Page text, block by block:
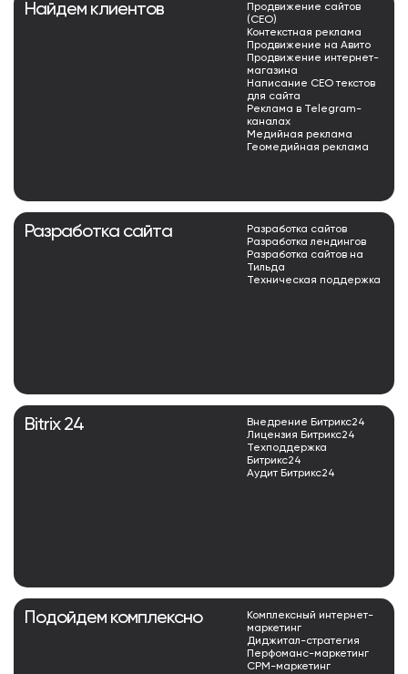
Найдем клиентов
Продвижение сайтов
(СЕО)
Контекстная реклама
Продвижение на Авито
Продвижение интернет-
магазина
Написание СЕО текстов
для сайта
Реклама в Telegram-
каналах
Медийная реклама
Геомедийная реклама
Разработка сайта
Разработка сайтов
Разработка лендингов
Разработка сайтов на
Тильда
Техническая поддержка
Bitrix 24
Внедрение Битрикс24
Лицензия Битрикс24
Техподдержка
Битрикс24
Аудит Битрикс24
Подойдем комплексно
Комплексный интернет-
маркетинг
Диджитал-стратегия
Перфоманс-маркетинг
СРМ-маркетинг